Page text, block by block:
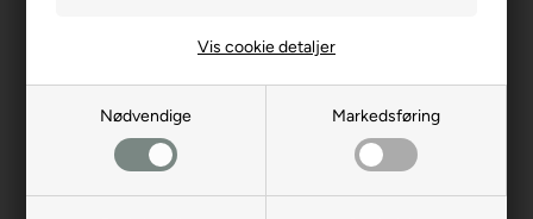
Nødvendige Markedsføring
Vis cookie detaljer